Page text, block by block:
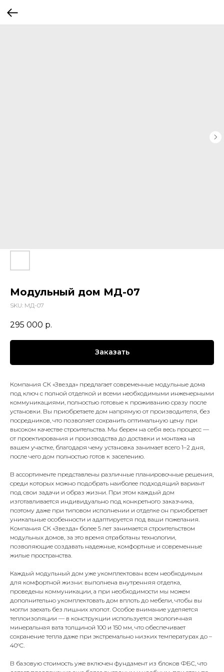
Модульный дом МД-07
SKU: МД-07
295 000 р.
Заказать
Компания СК «Звезда» предлагает современные модульные дома
под ключ с полной отделкой и всеми необходимыми инженерными
коммуникациями, полностью готовые к проживанию сразу после
установки. Вы приобретаете дом напрямую от производителя, без
посредников, что позволяет сохранить оптимальную цену при
высоком качестве строительства. Мы берем на себя весь процесс —
от проектирования и производства до доставки и монтажа на
вашем участке, благодаря чему установка занимает всего 1–2 дня,
после чего дом полностью готов к заселению.
В ассортименте представлены различные планировочные решения,
среди которых можно подобрать наиболее подходящий вариант
под свои задачи и образ жизни. При этом каждый дом
изготавливается индивидуально под конкретного заказчика,
поэтому даже при типовом исполнении и отделке он приобретает
уникальные особенности и адаптируется под ваши пожелания.
Компания СК «Звезда» более 5 лет занимается строительством
модульных домов, за это время отработаны технологии,
позволяющие создавать надежные, комфортные и современные
жилые пространства.
Каждый модульный дом уже укомплектован всем необходимым
для комфортной жизни: выполнена внутренняя отделка,
проведены коммуникации, а при необходимости мы можем
дополнительно укомплектовать дом вплоть до мебели, чтобы вы
могли заехать без лишних хлопот. Особое внимание уделяется
теплоизоляции — в конструкции используется экологичная
минеральная вата толщиной 100 и 150 мм, что обеспечивает
сохранение тепла даже при экстремально низких температурах до –
40°C.
В базовую стоимость уже включен фундамент из блоков ФБС, что